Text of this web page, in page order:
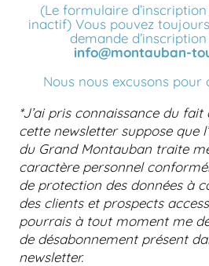
(Le formulaire
inactif) Vous pouvez
demande d’inscription
info@montauban-
Nous nous excusons pour
*J’ai pris connaissance du fait
cette newsletter suppose que
du Grand Montauban traite
caractère personnel
de protection des données à
des clients et prospects
pourrais à tout moment me
de désabonnement présent
newsletter.